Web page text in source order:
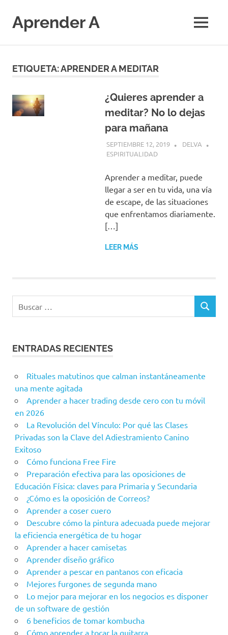
contenido
Aprender A
divertido
MENÚ
ETIQUETA:APRENDER A MEDITAR
¿Quieres aprender a
meditar? No lo dejas
para mañana
SEPTIEMBRE 12, 2019
DELVA
ESPIRITUALIDAD
Aprender a meditar, puede
llegar a ser en tu vida, una vía
de escape, de las situaciones
que enfrentamos diariamente.
[…]
LEER MÁS
ENTRADAS RECIENTES
Rituales matutinos que calman instantáneamente
una mente agitada
Aprender a hacer trading desde cero con tu móvil
en 2026
La Revolución del Vínculo: Por qué las Clases
Privadas son la Clave del Adiestramiento Canino
Exitoso
Cómo funciona Free Fire
Preparación efectiva para las oposiciones de
Educación Física: claves para Primaria y Secundaria
¿Cómo es la oposición de Correos?
Aprender a coser cuero
Descubre cómo la pintura adecuada puede mejorar
la eficiencia energética de tu hogar
Aprender a hacer camisetas
Aprender diseño gráfico
Aprender a pescar en pantanos con eficacia
Mejores furgones de segunda mano
Lo mejor para mejorar en los negocios es disponer
de un software de gestión
6 beneficios de tomar kombucha
Cómo aprender a tocar la guitarra